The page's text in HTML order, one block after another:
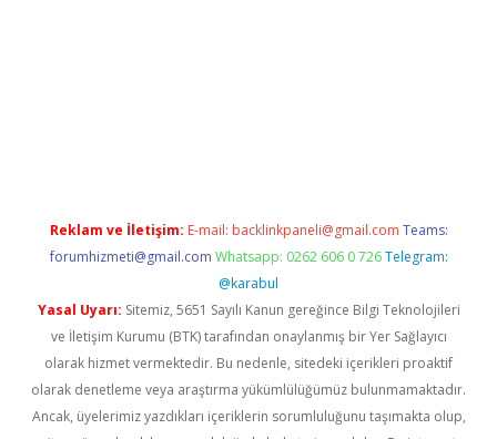
Reklam ve İletişim: E-mail: backlinkpaneli@gmail.com Teams:
forumhizmeti@gmail.com Whatsapp: 0262 606 0 726 Telegram:
@karabul
Yasal Uyarı: Sitemiz, 5651 Sayılı Kanun gereğince Bilgi Teknolojileri
ve İletişim Kurumu (BTK) tarafından onaylanmış bir Yer Sağlayıcı
olarak hizmet vermektedir. Bu nedenle, sitedeki içerikleri proaktif
olarak denetleme veya araştırma yükümlülüğümüz bulunmamaktadır.
Ancak, üyelerimiz yazdıkları içeriklerin sorumluluğunu taşımakta olup,